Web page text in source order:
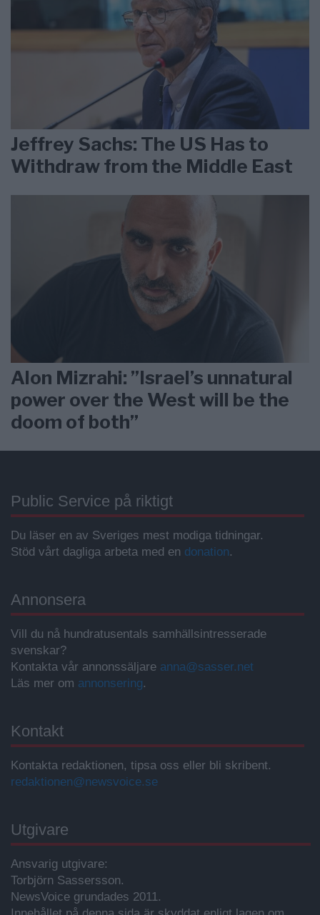
Jeffrey Sachs: The US Has to
Withdraw from the Middle East
Alon Mizrahi: ”Israel’s unnatural
power over the West will be the
doom of both”
Public Service på riktigt
Du läser en av Sveriges mest modiga tidningar.
Stöd vårt dagliga arbeta med en donation.
Annonsera
Vill du nå hundratusentals samhällsintresserade
svenskar?
Kontakta vår annonssäljare anna@sasser.net
Läs mer om annonsering.
Kontakt
Kontakta redaktionen, tipsa oss eller bli skribent.
redaktionen@newsvoice.se
Utgivare
Ansvarig utgivare:
Torbjörn Sassersson.
NewsVoice grundades 2011.